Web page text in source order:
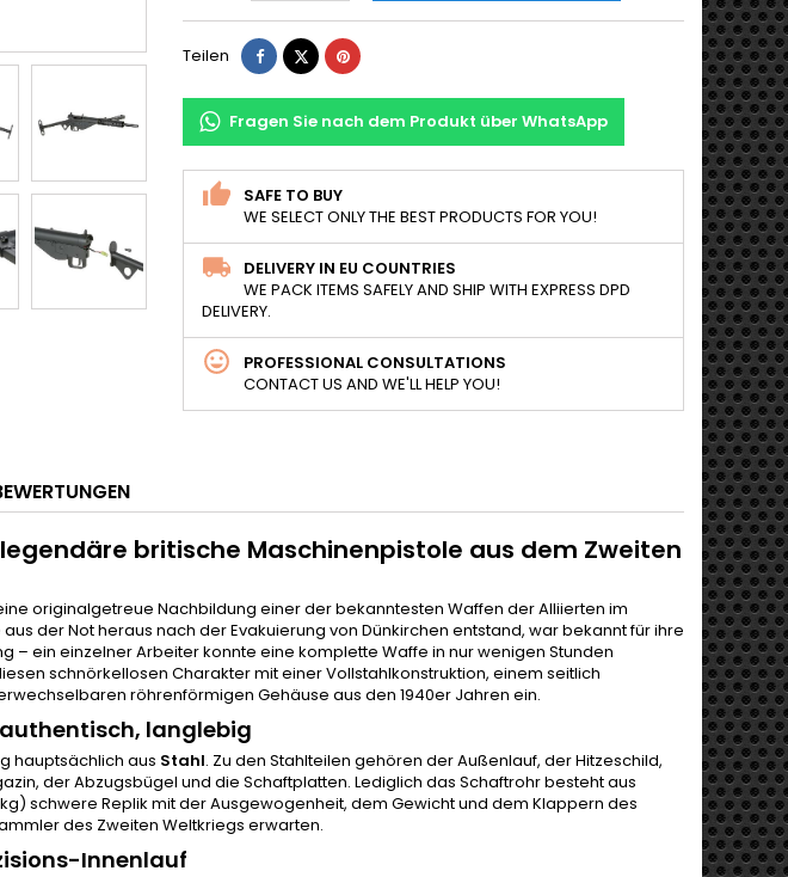
Teilen TeilenTweetPinterest
Fragen Sie nach dem Produkt über WhatsApp
SAFE TO BUY
WE SELECT ONLY THE BEST PRODUCTS FOR YOU!
DELIVERY IN EU COUNTRIES
WE PACK ITEMS SAFELY AND SHIP WITH EXPRESS DPD
DELIVERY.
PROFESSIONAL CONSULTATIONS
CONTACT US AND WE'LL HELP YOU!
legendäre britische Maschinenpistole aus dem Zweiten
originalgetreue Nachbildung einer der bekanntesten Waffen der Alliierten im
der Not heraus nach der Evakuierung von Dünkirchen entstand, war bekannt für ihre
– ein einzelner Arbeiter konnte eine komplette Waffe in nur wenigen Stunden
schnörkellosen Charakter mit einer Vollstahlkonstruktion, einem seitlich
röhrenförmigen Gehäuse aus den 1940er Jahren ein.
langlebig
hauptsächlich aus Stahl. Zu den Stahlteilen gehören der Außenlauf, der Hitzeschild,
der Abzugsbügel und die Schaftplatten. Lediglich das Schaftrohr besteht aus
schwere Replik mit der Ausgewogenheit, dem Gewicht und dem Klappern des
des Zweiten Weltkriegs erwarten.
Innenlauf